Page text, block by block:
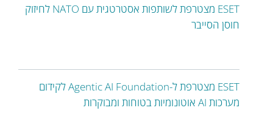
ESET מצטרפת לשותפות אסטרטגית עם NATO לחיזוק
חוסן הסייבר
ESET מצטרפת ל-Agentic AI Foundation לקידום
מערכות AI אוטונומיות בטוחות ומבוקרות